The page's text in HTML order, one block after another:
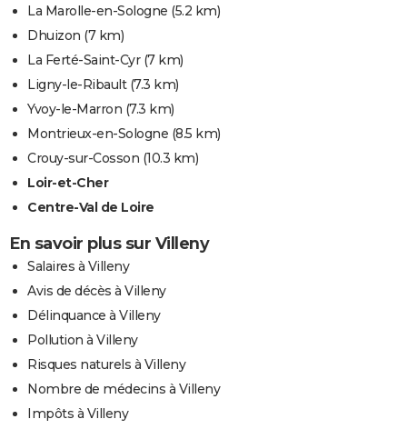
La Marolle-en-Sologne (5.2 km)
Dhuizon (7 km)
La Ferté-Saint-Cyr(7 km)
Ligny-le-Ribault(7.3 km)
Yvoy-le-Marron (7.3 km)
Montrieux-en-Sologne (8.5 km)
Crouy-sur-Cosson (10.3 km)
Loir-et-Cher
Centre-Val de Loire
En savoir plus sur Villeny
Salaires à Villeny
Avis de décès à Villeny
Délinquance à Villeny
Pollution à Villeny
Risques naturels à Villeny
Nombre de médecins à Villeny
Impôts à Villeny